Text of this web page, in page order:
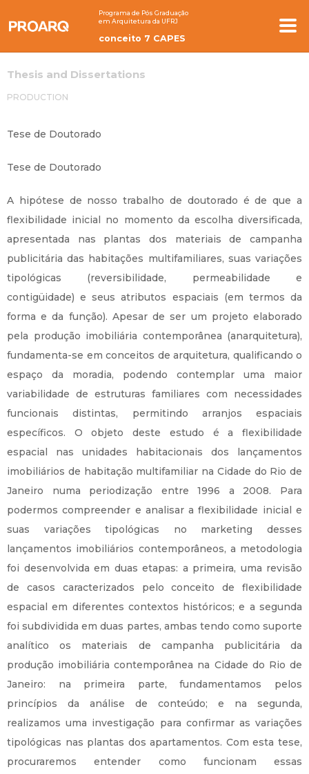
Programa de Pós Graduação
em Arquitetura da UFRJ
conceito 7 CAPES
Thesis and Dissertations
PRODUCTION
Tese de Doutorado
Tese de Doutorado
A hipótese de nosso trabalho de doutorado é de que a
flexibilidade inicial no momento da escolha diversificada,
apresentada nas plantas dos materiais de campanha
publicitária das habitações multifamiliares, suas variações
tipológicas (reversibilidade, permeabilidade e
contigüidade) e seus atributos espaciais (em termos da
forma e da função). Apesar de ser um projeto elaborado
pela produção imobiliária contemporânea (anarquitetura),
fundamenta-se em conceitos de arquitetura, qualificando o
espaço da moradia, podendo contemplar uma maior
variabilidade de estruturas familiares com necessidades
funcionais distintas, permitindo arranjos espaciais
específicos. O objeto deste estudo é a flexibilidade
espacial nas unidades habitacionais dos lançamentos
imobiliários de habitação multifamiliar na Cidade do Rio de
Janeiro numa periodização entre 1996 a 2008. Para
podermos compreender e analisar a flexibilidade inicial e
suas variações tipológicas no marketing desses
lançamentos imobiliários contemporâneos, a metodologia
foi desenvolvida em duas etapas: a primeira, uma revisão
de casos caracterizados pelo conceito de flexibilidade
espacial em diferentes contextos históricos; e a segunda
foi subdividida em duas partes, ambas tendo como suporte
analítico os materiais de campanha publicitária da
produção imobiliária contemporânea na Cidade do Rio de
Janeiro: na primeira parte, fundamentamos pelos
princípios da análise de conteúdo; e na segunda,
realizamos uma investigação para confirmar as variações
tipológicas nas plantas dos apartamentos. Com esta tese,
procuraremos entender como funcionam essas